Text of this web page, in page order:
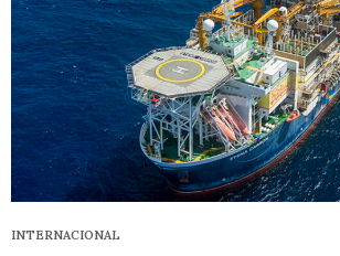
INTERNACIONAL